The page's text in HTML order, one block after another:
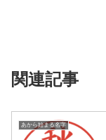
関連記事
あから始まる名字